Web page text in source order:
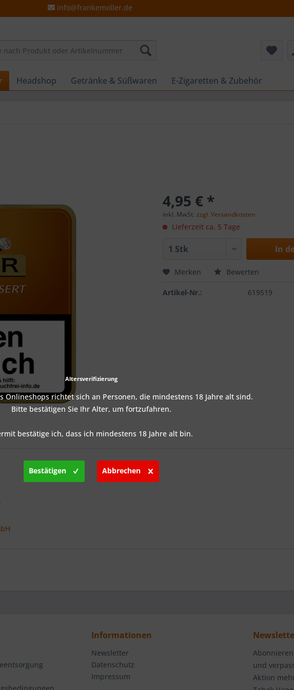
info@frankemoller.de
Headshop Getränke & Süßwaren E-Zigaretten & Zubehör
4,95 € *
inkl. MwSt.zzgl. Versandkosten
Lieferzeit ca. 5 Tage
In
Merken Bewerten
Artikel-Nr.: 619519
Informationen
Newsletter
Datenschutz
Impressum
und
Aktion
Altersverifizierung
Onlineshops richtet sich an Personen, die mindestens 18 Jahre alt sind.
Bitte bestätigen Sie Ihr Alter, um fortzufahren.
bestätige ich, dass ich mindestens 18 Jahre alt bin.
Bestätigen Abbrechen